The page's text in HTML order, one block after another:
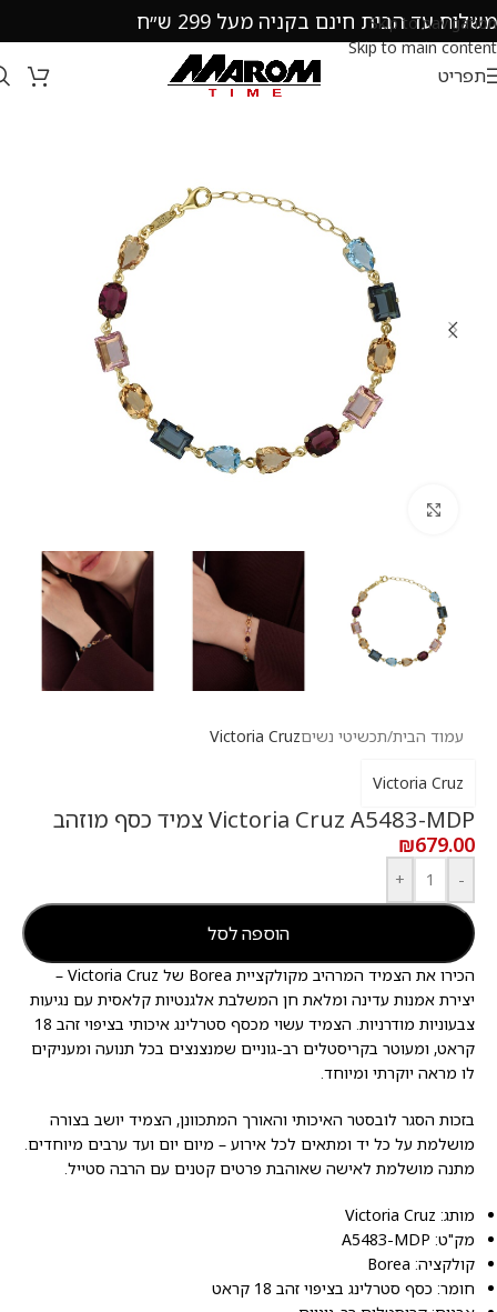
Skip to navigation
Skip to main content
משלוח עד הבית חינם בקניה מעל 299 ש״ח
תפריט
עמוד הבית/תכשיטי נשיםVictoria Cruz
Victoria Cruz A5483-MDP צמיד כסף מוזהב
Victoria Cruz
₪679.00
-
+
הוספה לסל
הכירו את הצמיד המרהיב מקולקציית Borea של Victoria Cruz –
יצירת אמנות עדינה ומלאת חן המשלבת אלגנטיות קלאסית עם נגיעות
צבעוניות מודרניות. הצמיד עשוי מכסף סטרלינג איכותי בציפוי זהב 18
קראט, ומעוטר בקריסטלים רב-גוניים שמנצנצים בכל תנועה ומעניקים
לו מראה יוקרתי ומיוחד.
בזכות הסגר לובסטר האיכותי והאורך המתכוונן, הצמיד יושב בצורה
מושלמת על כל יד ומתאים לכל אירוע – מיום יום ועד ערבים מיוחדים.
מתנה מושלמת לאישה שאוהבת פרטים קטנים עם הרבה סטייל.
מותג: Victoria Cruz
מק"ט: A5483-MDP
קולקציה: Borea
חומר: כסף סטרלינג בציפוי זהב 18 קראט